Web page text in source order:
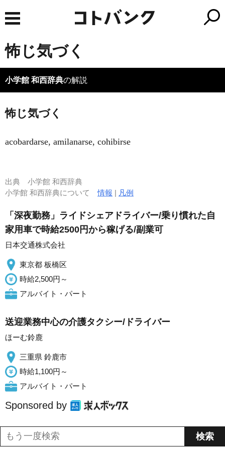
怖じ気づく
小学館 和西辞典の解説
怖じ気づく
acobardarse, amilanarse, cohibirse
出典 小学館 和西辞典
小学館 和西辞典について情報 | 凡例
「深夜勤務」ライドシェアドライバー/乗り慣れた自
家用車で時給2500円から稼げる/副業可
日本交通株式会社
東京都 板橋区
時給2,500円～
アルバイト・パート
送迎業務中心の介護タクシー/ドライバー
ほーむ鈴鹿
三重県 鈴鹿市
時給1,100円～
アルバイト・パート
Sponsored by